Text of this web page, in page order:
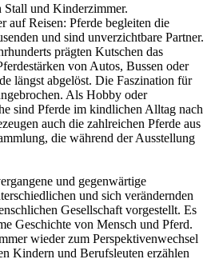
Stall und Kinderzimmer.
auf Reisen: Pferde begleiten die
und sind unverzichtbare Partner.
prägten Kutschen das
von Autos, Bussen oder
längst abgelöst. Die Faszination für
Als Hobby oder
sind Pferde im kindlichen Alltag nach
auch die zahlreichen Pferde aus
die während der Ausstellung
und gegenwärtige
und sich verändernden
Gesellschaft vorgestellt. Es
Geschichte von Mensch und Pferd.
wieder zum Perspektivenwechsel
Kindern und Berufsleuten erzählen